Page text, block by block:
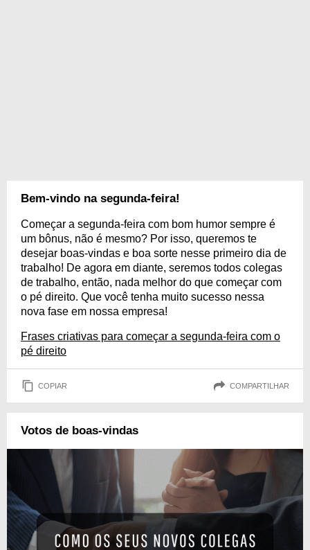
Bem-vindo na segunda-feira!
Começar a segunda-feira com bom humor sempre é
um bônus, não é mesmo? Por isso, queremos te
desejar boas-vindas e boa sorte nesse primeiro dia de
trabalho! De agora em diante, seremos todos colegas
de trabalho, então, nada melhor do que começar com
o pé direito. Que você tenha muito sucesso nessa
nova fase em nossa empresa!
Frases criativas para começar a segunda-feira com o
pé direito
COPIAR COMPARTILHAR
Votos de boas-vindas